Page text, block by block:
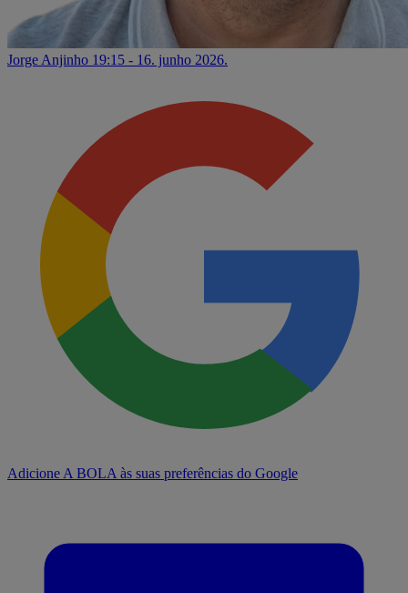
Jorge Anjinho 19:15 - 16. junho 2026.
Adicione A BOLA às suas preferências do Google